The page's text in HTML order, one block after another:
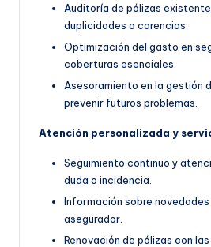
Auditoría de pólizas
duplicidades o carencias.
Optimización del gasto en
coberturas esenciales.
Asesoramiento en la gestión
prevenir futuros problemas.
Atención personalizada y
Seguimiento continuo y
duda o incidencia.
Información sobre
asegurador.
Renovación de pólizas con